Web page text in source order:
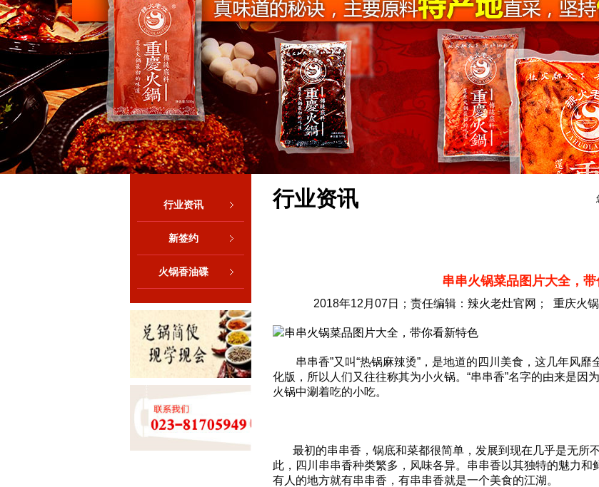
行业资讯
新签约
火锅香油碟
行业资讯
串串火锅菜品图片大全，
2018年12月07日；责任编辑： 辣火老灶官网 ； 重庆火
串串香”又叫“热锅麻辣烫”，是地道的四川美食，这几年风靡
化版，所以人们又往往称其为小火锅。“串串香”名字的由来是因
火锅中涮着吃的小吃。
最初的串串香，锅底和菜都很简单，发展到现在几乎是无所
此，四川串串香种类繁多，风味各异。串串香以其独特的魅力
有人的地方就有串串香，有串串香就是一个美食的江湖。